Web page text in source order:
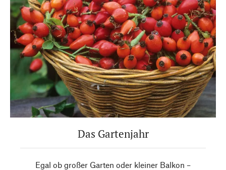
Das Gartenjahr
Egal ob großer Garten oder kleiner Balkon –